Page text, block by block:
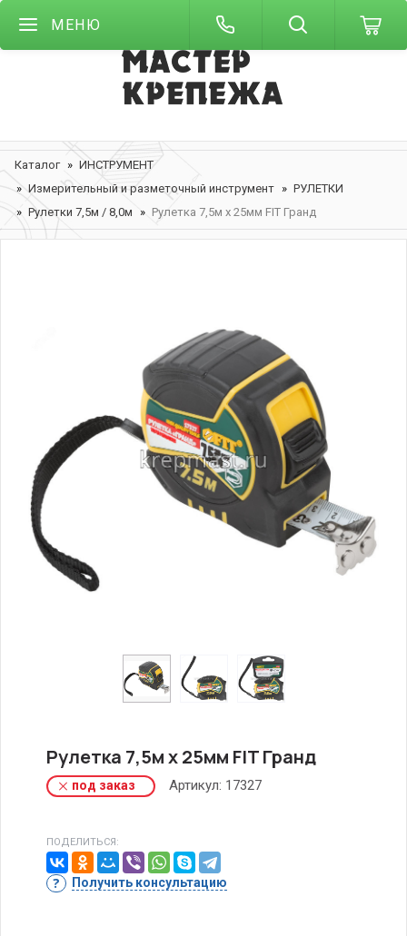
МЕНЮ
Каталог
ИНСТРУМЕНТ
Измерительный и разметочный инструмент
РУЛЕТКИ
Рулетки 7,5м / 8,0м
Рулетка 7,5м х 25мм FIT Гранд
Рулетка 7,5м х 25мм FIT Гранд
под заказ Артикул: 17327
ПОДЕЛИТЬСЯ:
Получить консультацию